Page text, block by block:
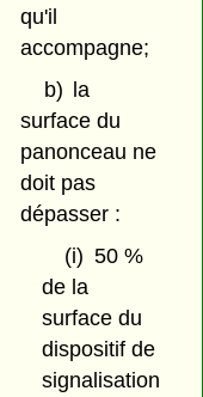
qu'il
accompagne;
b) la
surface du
panonceau ne
doit pas
dépasser :
(i) 50 %
de la
surface du
dispositif de
signalisation